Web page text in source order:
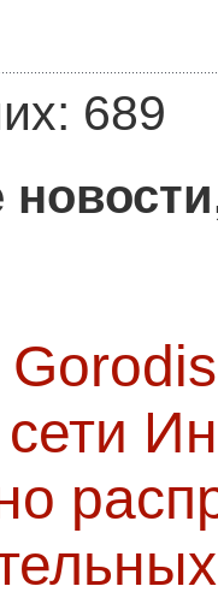
689